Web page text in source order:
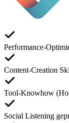
Performance-
Content-Creation
Tool-Knowhow
Social Listening